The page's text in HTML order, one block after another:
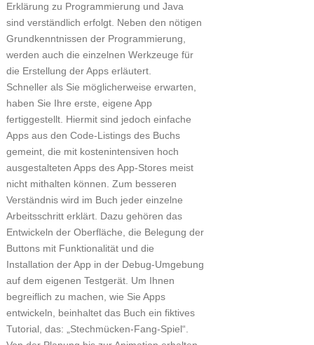
Erklärung zu Programmierung und Java
sind verständlich erfolgt. Neben den nötigen
Grundkenntnissen der Programmierung,
werden auch die einzelnen Werkzeuge für
die Erstellung der Apps erläutert.
Schneller als Sie möglicherweise erwarten,
haben Sie Ihre erste, eigene App
fertiggestellt. Hiermit sind jedoch einfache
Apps aus den Code-Listings des Buchs
gemeint, die mit kostenintensiven hoch
ausgestalteten Apps des App-Stores meist
nicht mithalten können. Zum besseren
Verständnis wird im Buch jeder einzelne
Arbeitsschritt erklärt. Dazu gehören das
Entwickeln der Oberfläche, die Belegung der
Buttons mit Funktionalität und die
Installation der App in der Debug-Umgebung
auf dem eigenen Testgerät. Um Ihnen
begreiflich zu machen, wie Sie Apps
entwickeln, beinhaltet das Buch ein fiktives
Tutorial, das: „Stechmücken-Fang-Spiel“.